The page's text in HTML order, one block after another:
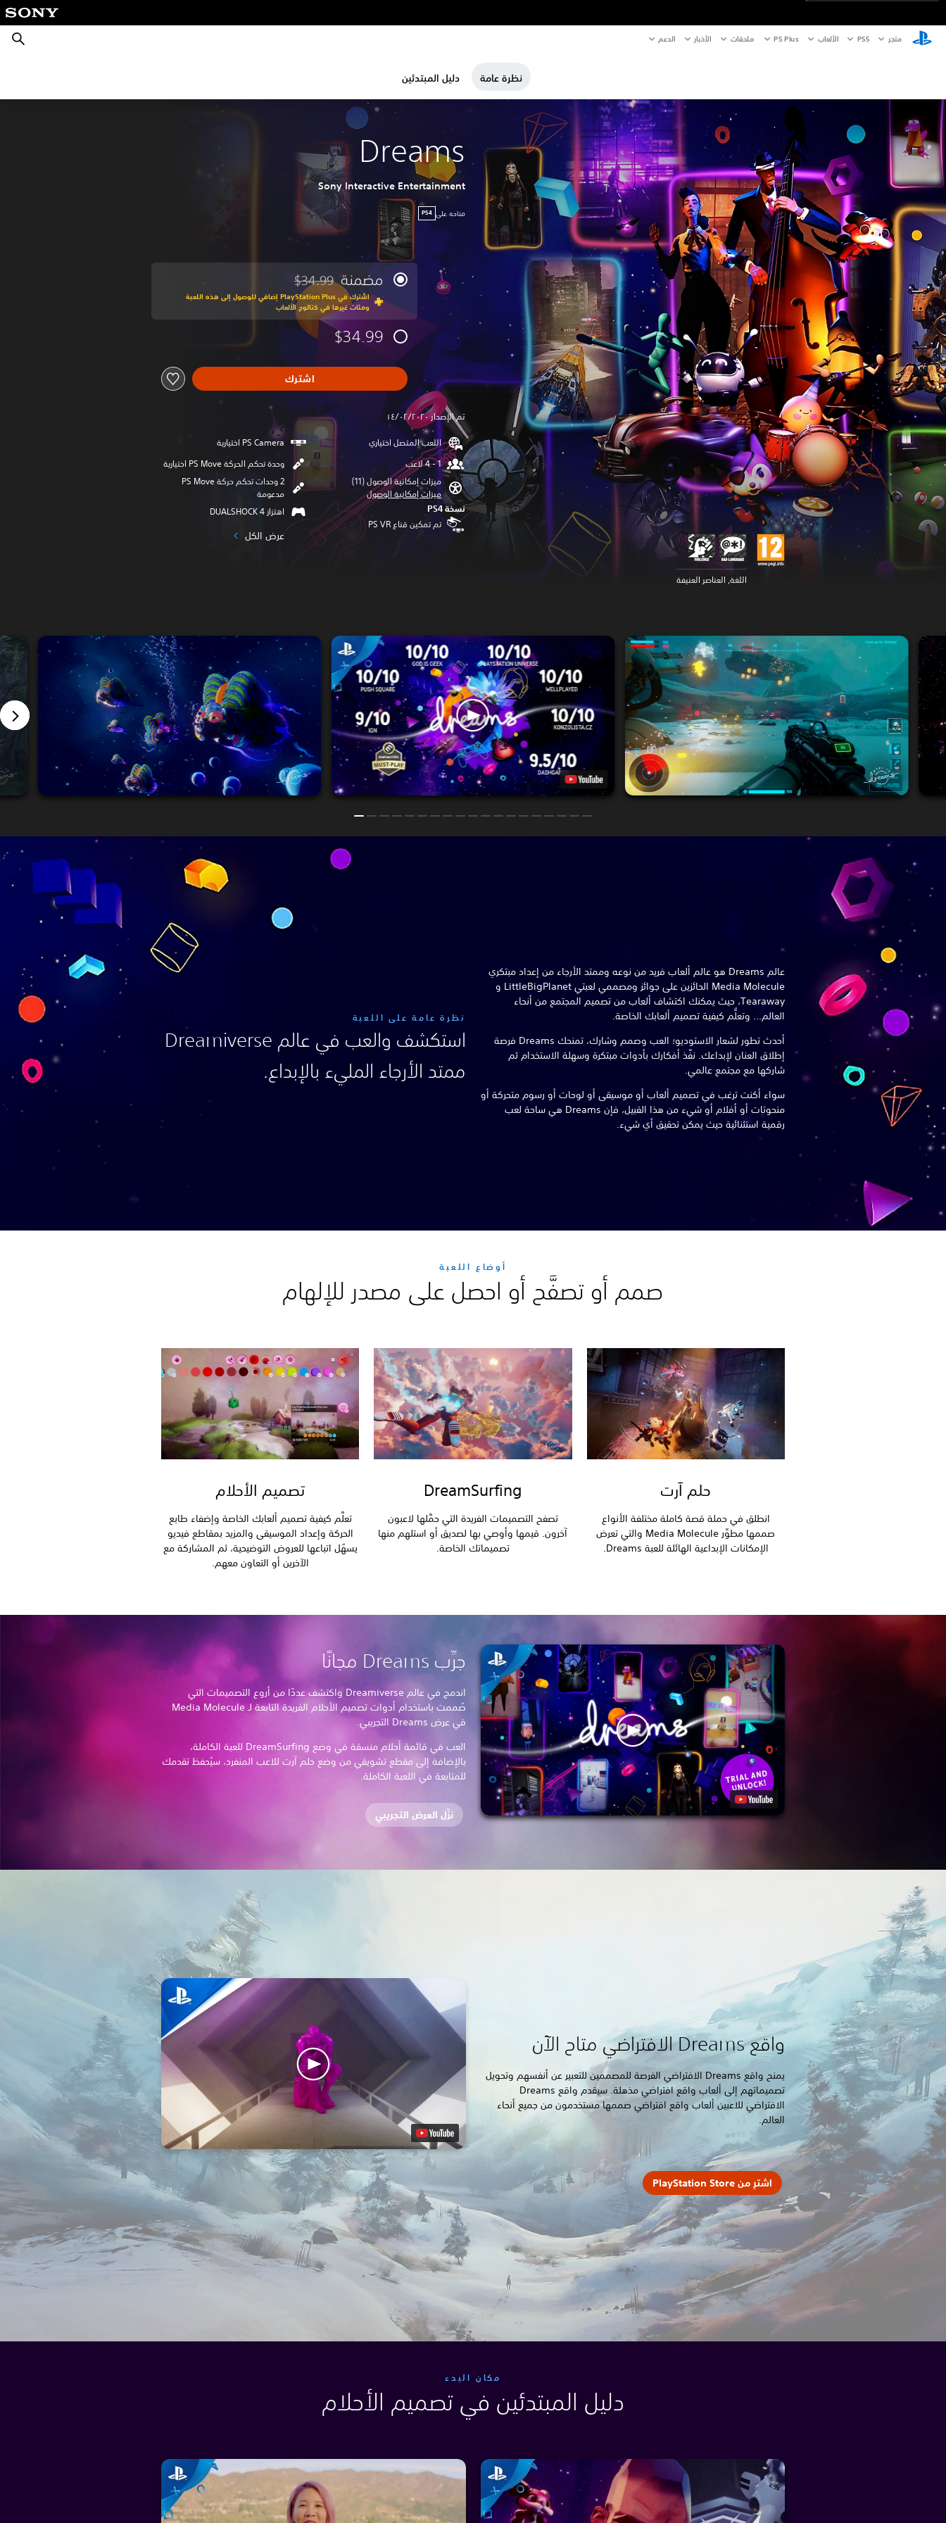
متجر PS5‏ الألعاب PS Plus ملحقات الأخبار الدعم بحث
نظرة عامة دليل المبتدئين
Dreams
Sony Interactive Entertainment
متاحة على PS4
مضمنة مخصوم من السعر الأصلي البالغ $34.99‏
$34.99
اشترك في PlayStation Plus إضافي للوصول إلى هذه اللعبة
ومئات غيرها في كتالوج الألعاب
$34.99
اشترك
تم الإصدار ١٤/٠٢/٢٠٢٠
اللعب المتصل اختياري
‏1 - 4 لاعب
ميزات إمكانية الوصول (11)‏
ميزات إمكانية الوصول
نسخة PS4‏
تم تمكين قناع PS VR‏
وحدة تحكم الحركة PS Move اختيارية
2 وحدات تحكم حركة PS Move
مدعومة
اهتزاز DUALSHOCK 4‏
عرض الكل
اللغة, العناصر العنيفة
نظرة عامة على اللعبة
استكشف والعب في عالم Dreamiverse
ممتد الأرجاء المليء بالإبداع.
عالم Dreams هو عالم ألعاب فريد من نوعه وممتد الأرجاء من إعداد مبتكري
Media Molecule الحائزين على جوائز ومصممي لعبتي LittleBigPlanet و
Tearaway، حيث يمكنك اكتشاف ألعاب من تصميم المجتمع من أنحاء
العالم... وتعلُّم كيفية تصميم ألعابك الخاصة.
أحدث تطور لشعار الاستوديو؛ العب وصمم وشارك، تمنحك Dreams فرصة
إطلاق العنان لإبداعك. نفِّذ أفكارك بأدوات مبتكرة وسهلة الاستخدام ثم
شاركها مع مجتمع عالمي.
سواء أكنت ترغب في تصميم ألعاب أو موسيقى أو لوحات أو رسوم متحركة أو
منحوتات أو أفلام أو شيء من هذا القبيل، فإن Dreams هي ساحة لعب
رقمية استثنائية حيث يمكن تحقيق أي شيء.
أوضاع اللعبة
صمم أو تصفَّح أو احصل على مصدر للإلهام
تصميم الأحلام
تعلَّم كيفية تصميم ألعابك الخاصة وإضفاء طابع
الحركة وإعداد الموسيقى والمزيد بمقاطع فيديو
يسهُل اتباعها للعروض التوضيحية، ثم المشاركة مع
الآخرين أو التعاون معهم.
DreamSurfing
تصفح التصميمات الفريدة التي حمَّلها لاعبون
آخرون. قيمها وأوصي بها لصديق أو استلهم منها
تصميماتك الخاصة.
حلم آرت
انطلق في حملة قصة كاملة مختلفة الأنواع
صممها مطوِّر Media Molecule والتي تعرض
الإمكانات الإبداعية الهائلة للعبة Dreams.
جرِّب Dreams مجانًا
اندمج في عالم Dreamiverse واكتشف عددًا من أروع التصميمات التي
صُممت باستخدام أدوات تصميم الأحلام الفريدة التابعة لـ Media Molecule
في عرض Dreams التجريبي.
العب في قائمة أحلام منسقة في وضع DreamSurfing للعبة الكاملة،
بالإضافة إلى مقطع تشويقي من وضع حلم آرت للاعب المنفرد، سيُحفظ تقدمك
للمتابعة في اللعبة الكاملة.
نزِّل العرض التجريبي
واقع Dreams الافتراضي متاح الآن
يمنح واقع Dreams الافتراضي الفرصة للمصممين للتعبير عن أنفسهم وتحويل
تصميماتهم إلى ألعاب واقع افتراضي مذهلة. سيقدم واقع Dreams
الافتراضي للاعبين ألعاب واقع افتراضي صممها مستخدمون من جميع أنحاء
العالم.
اشترِ من PlayStation Store
مكان البدء
دليل المبتدئين في تصميم الأحلام